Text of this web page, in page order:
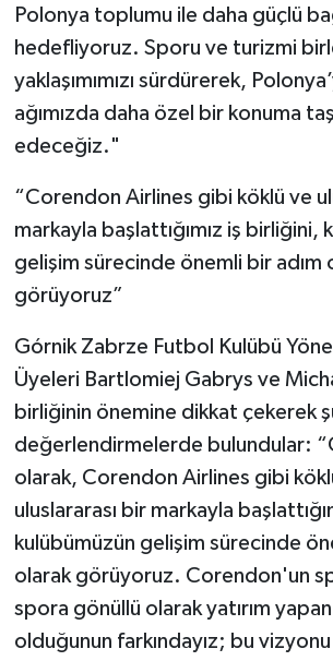
Polonya toplumu ile daha güçlü
hedefliyoruz. Sporu ve turizmi
yaklaşımımızı sürdürerek,
ağımızda daha özel bir konuma
edeceğiz."
“Corendon Airlines gibi köklü ve
markayla başlattığımız iş birliğini,
gelişim sürecinde önemli bir adım
görüyoruz”
Górnik Zabrze Futbol Kulübü
Üyeleri Bartlomiej Gabrys ve
birliğinin önemine dikkat çekerek
değerlendirmelerde bulundular:
olarak, Corendon Airlines gibi
uluslararası bir markayla
kulübümüzün gelişim sürecinde
olarak görüyoruz. Corendon'un
spora gönüllü olarak yatırım
olduğunun farkındayız; bu vizyonu